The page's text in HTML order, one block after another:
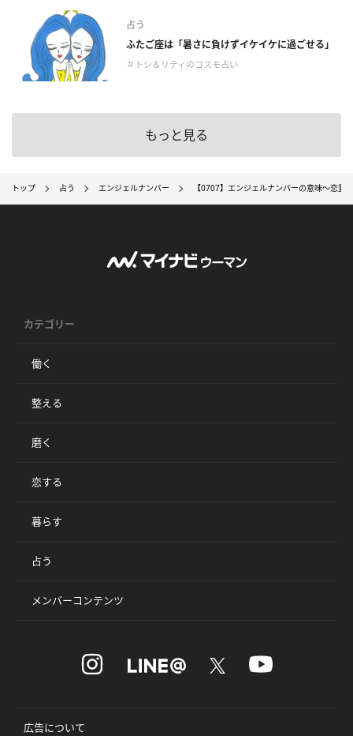
占う
ふたご座は「暑さに負けずイケイケに過ごせる」
＃トシ＆リティのコスモ占い
もっと見る
トップ 占う エンジェルナンバー 【0707】エンジェルナンバーの意味～恋愛
カテゴリー
働く
整える
磨く
恋する
暮らす
占う
メンバーコンテンツ
広告について